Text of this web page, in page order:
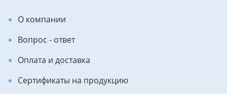
О компании
Вопрос - ответ
Оплата и доставка
Сертификаты на продукцию